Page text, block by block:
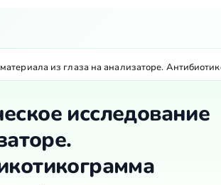
из глаза на анализаторе.
исследование